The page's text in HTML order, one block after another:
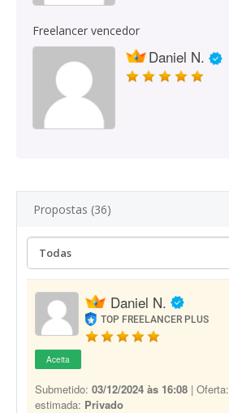
Freelancer vencedor
Daniel N.
Propostas (36)
Daniel N.
TOP FREELANCER PLUS
Aceita
Submetido: 03/12/2024 às 16:08 | Oferta:
estimada: Privado